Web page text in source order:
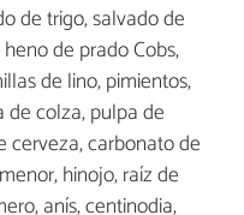
de trigo, salvado de
de prado Cobs,
de lino, pimientos,
de colza, pulpa de
cerveza, carbonato de
hinojo, raíz de
anís, centinodia,